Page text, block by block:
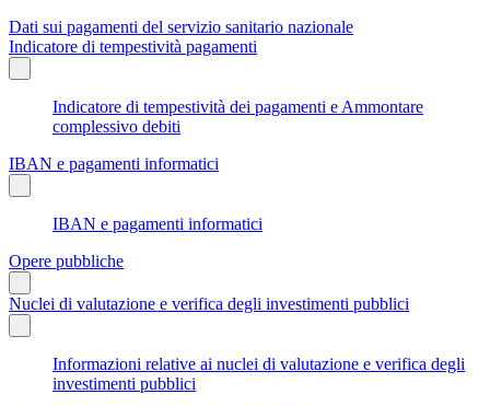
Dati sui pagamenti del servizio sanitario nazionale
Indicatore di tempestività pagamenti
Indicatore di tempestività dei pagamenti e Ammontare
complessivo debiti
IBAN e pagamenti informatici
IBAN e pagamenti informatici
Opere pubbliche
Nuclei di valutazione e verifica degli investimenti pubblici
Informazioni relative ai nuclei di valutazione e verifica degli
investimenti pubblici